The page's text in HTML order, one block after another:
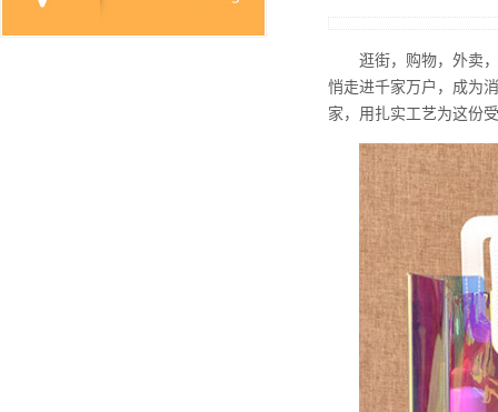
逛街，购物，外卖
悄走进千家万户，成为
家，用扎实工艺为这份